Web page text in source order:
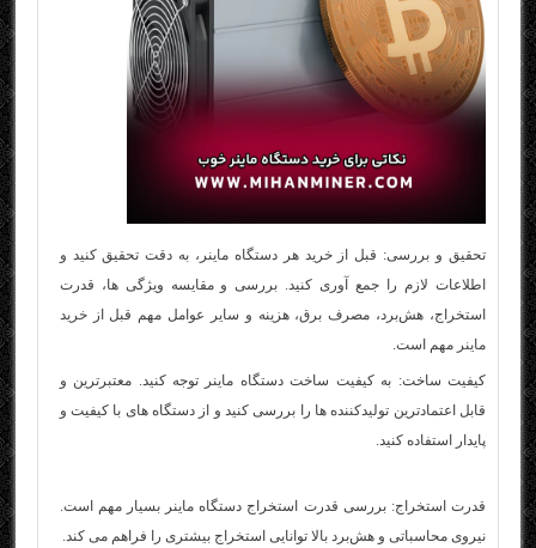
تحقیق و بررسی: قبل از خرید هر دستگاه ماینر، به دقت تحقیق کنید و
اطلاعات لازم را جمع آوری کنید. بررسی و مقایسه ویژگی‌ ها، قدرت
استخراج، هش‌برد، مصرف برق، هزینه و سایر عوامل مهم قبل ازخرید
ماینر مهم است.
کیفیت ساخت: به کیفیت ساخت دستگاه ماینر توجه کنید. معتبرترین و
قابل اعتمادترین تولیدکننده‌ ها را بررسی کنید و از دستگاه‌ های با کیفیت و
پایدار استفاده کنید.
قدرت استخراج: بررسی قدرت استخراج دستگاه ماینر بسیار مهم است.
نیروی محاسباتی و هش‌برد بالا توانایی استخراج بیشتری را فراهم می‌ کند.